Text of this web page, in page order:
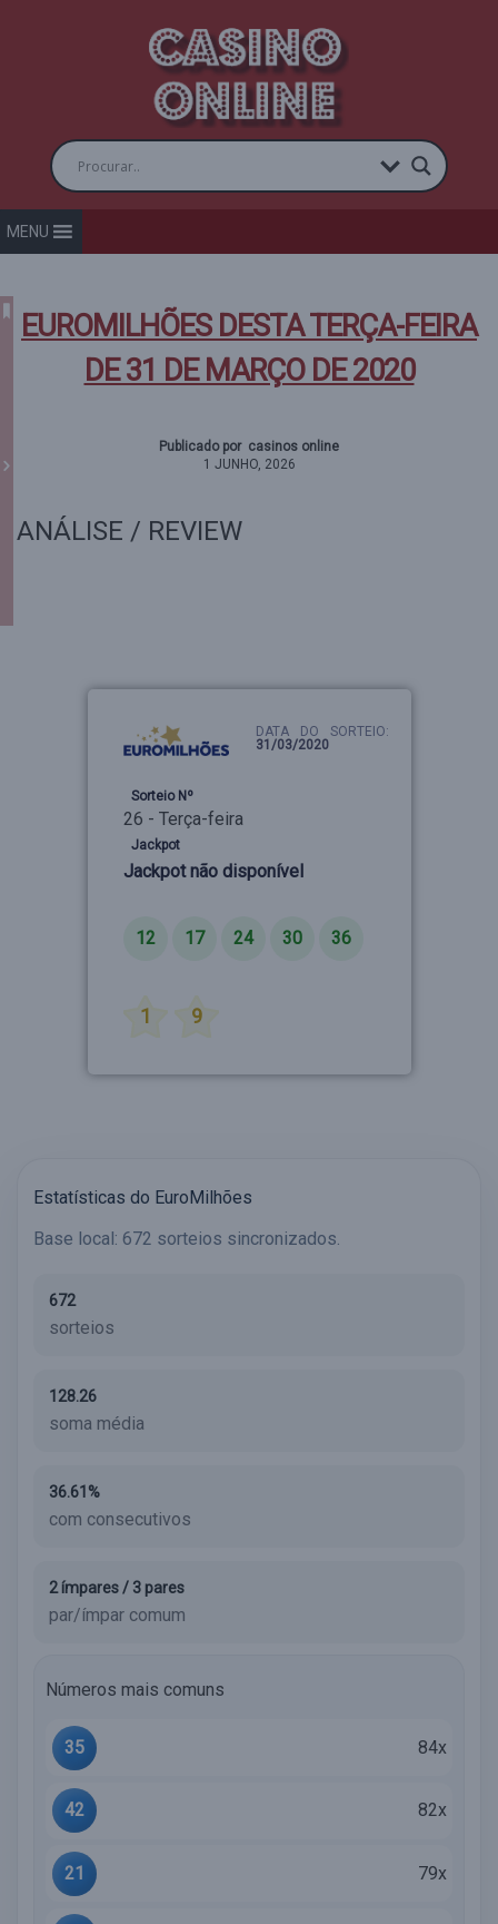
MENU
EUROMILHÕES DESTA TERÇA-FEIRA
DE 31 DE MARÇO DE 2020
Publicado por casinos online
1 JUNHO, 2026
ANÁLISE / REVIEW
DATA DO SORTEIO:
31/03/2020
Sorteio Nº
26 - Terça-feira
Jackpot
Jackpot não disponível
12 17 24 30 36
1 9
Estatísticas do EuroMilhões
Base local: 672 sorteios sincronizados.
672
sorteios
128.26
soma média
36.61%
com consecutivos
2 ímpares / 3 pares
par/ímpar comum
Números mais comuns
35 84x
42 82x
21 79x